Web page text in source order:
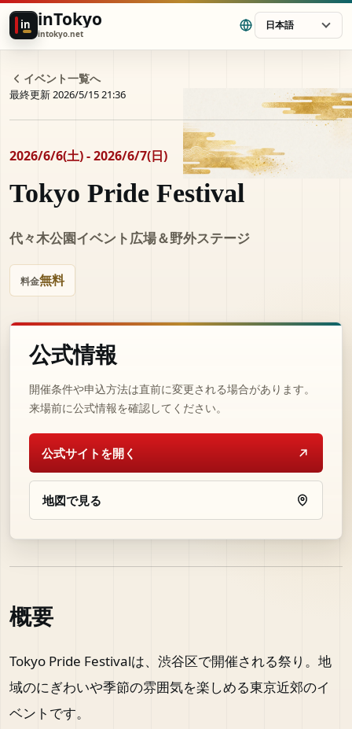
in inTokyo
intokyo.net
日本語
イベント一覧へ
最終更新 2026/5/15 21:36
2026/6/6(土) - 2026/6/7(日)
Tokyo Pride Festival
代々木公園イベント広場＆野外ステージ
料金無料
公式情報
開催条件や申込方法は直前に変更される場合があります。
来場前に公式情報を確認してください。
公式サイトを開く
地図で見る
概要
Tokyo Pride Festivalは、渋谷区で開催される祭り。地
域のにぎわいや季節の雰囲気を楽しめる東京近郊のイ
ベントです。